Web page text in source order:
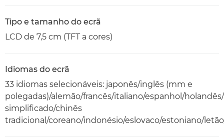
Tipo e tamanho do ecrã
LCD de 7,5 cm (TFT a cores)
Idiomas do ecrã
33 idiomas selecionáveis: japonês/inglês (mm e
polegadas)/alemão/francês/italiano/espanhol/
simplificado/chinês
tradicional/coreano/indonésio/eslovaco/estoniano/